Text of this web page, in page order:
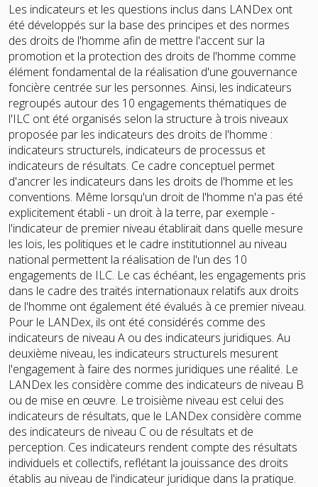
Les indicateurs et les questions inclus dans LANDex ont
été développés sur la base des principes et des normes
des droits de l'homme afin de mettre l'accent sur la
promotion et la protection des droits de l'homme comme
élément fondamental de la réalisation d'une gouvernance
foncière centrée sur les personnes. Ainsi, les indicateurs
regroupés autour des 10 engagements thématiques de
l'ILC ont été organisés selon la structure à trois niveaux
proposée par les indicateurs des droits de l'homme :
indicateurs structurels, indicateurs de processus et
indicateurs de résultats. Ce cadre conceptuel permet
d'ancrer les indicateurs dans les droits de l'homme et les
conventions. Même lorsqu'un droit de l'homme n'a pas été
explicitement établi - un droit à la terre, par exemple -
l'indicateur de premier niveau établirait dans quelle mesure
les lois, les politiques et le cadre institutionnel au niveau
national permettent la réalisation de l'un des 10
engagements de ILC. Le cas échéant, les engagements pris
dans le cadre des traités internationaux relatifs aux droits
de l'homme ont également été évalués à ce premier niveau.
Pour le LANDex, ils ont été considérés comme des
indicateurs de niveau A ou des indicateurs juridiques. Au
deuxième niveau, les indicateurs structurels mesurent
l'engagement à faire des normes juridiques une réalité. Le
LANDex les considère comme des indicateurs de niveau B
ou de mise en œuvre. Le troisième niveau est celui des
indicateurs de résultats, que le LANDex considère comme
des indicateurs de niveau C ou de résultats et de
perception. Ces indicateurs rendent compte des résultats
individuels et collectifs, reflétant la jouissance des droits
établis au niveau de l'indicateur juridique dans la pratique.